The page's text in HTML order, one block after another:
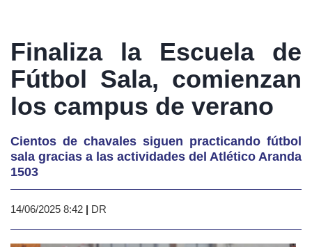
Finaliza la Escuela de
Fútbol Sala, comienzan
los campus de verano
Cientos de chavales siguen practicando fútbol
sala gracias a las actividades del Atlético Aranda
1503
14/06/2025 8:42 | DR